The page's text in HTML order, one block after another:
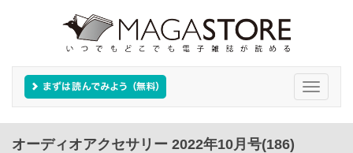
Toggle
オーディオアクセサリー 2022年10月号(186)